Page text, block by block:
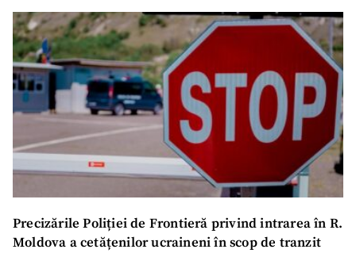
Precizările Poliției de Frontieră privind intrarea în R.
Moldova a cetățenilor ucraineni în scop de tranzit